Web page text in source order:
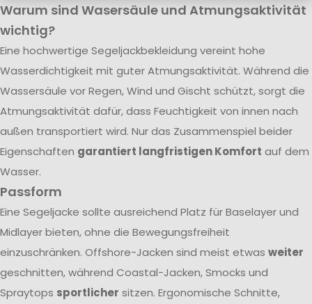
Warum sind Wasersäule und Atmungsaktivität
wichtig?
Eine hochwertige Segeljackbekleidung vereint hohe
Wasserdichtigkeit mit guter Atmungsaktivität. Während die
Wassersäule vor Regen, Wind und Gischt schützt, sorgt die
Atmungsaktivität dafür, dass Feuchtigkeit von innen nach
außen transportiert wird. Nur das Zusammenspiel beider
Eigenschaften garantiert langfristigen Komfort auf dem
Wasser.
Passform
Eine Segeljacke sollte ausreichend Platz für Baselayer und
Midlayer bieten, ohne die Bewegungsfreiheit
einzuschränken. Offshore-Jacken sind meist etwas weiter
geschnitten, während Coastal-Jacken, Smocks und
Spraytops sportlicher sitzen. Ergonomische Schnitte,